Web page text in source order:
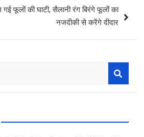
फूलों की घाटी, सैलानी रंग बिरंगे फूलों का
नजदीकी से करेंगे दीदार